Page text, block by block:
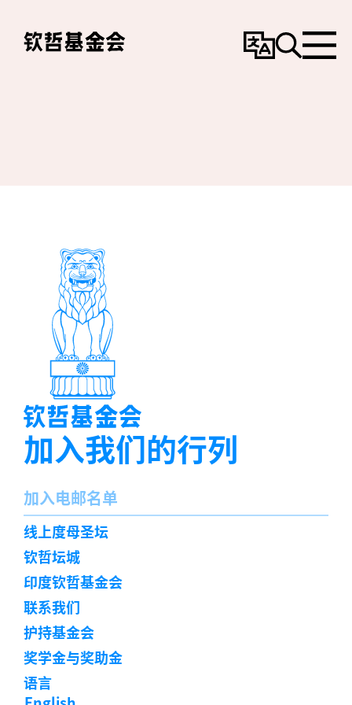
变
搜
选
加入我们的行列
名
字
加入电邮名单
订
阅
线上度母圣坛
钦哲坛城
印度钦哲基金会
联系我们
护持基金会
奖学金与奖助金
语言